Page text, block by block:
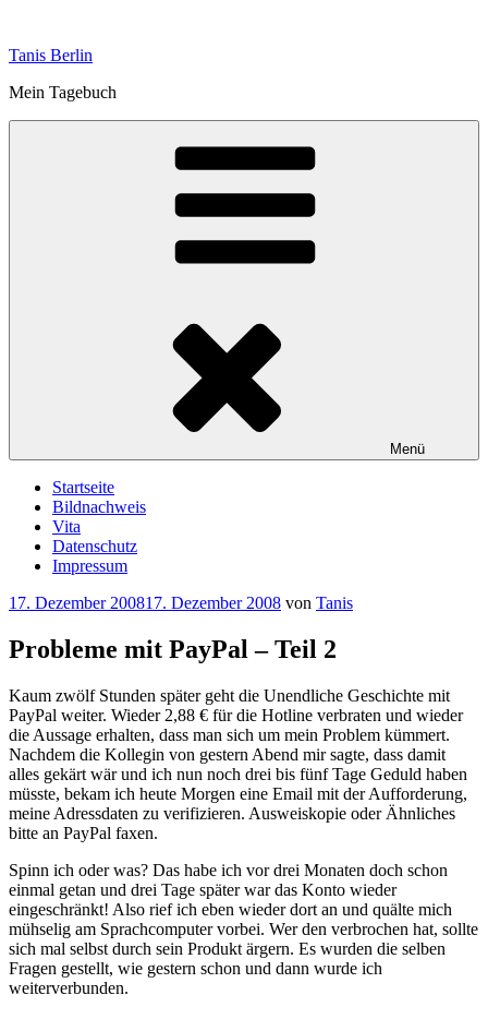
springen
Tanis Berlin
Mein Tagebuch
Menü
Startseite
Bildnachweis
Vita
Datenschutz
Impressum
Veröffentlicht
17. Dezember 200817. Dezember 2008 von Tanis
Probleme mit PayPal – Teil 2
Kaum zwölf Stunden später geht die Unendliche Geschichte mit
PayPal weiter. Wieder 2,88 € für die Hotline verbraten und wieder
die Aussage erhalten, dass man sich um mein Problem kümmert.
Nachdem die Kollegin von gestern Abend mir sagte, dass damit
alles gekärt wär und ich nun noch drei bis fünf Tage Geduld haben
müsste, bekam ich heute Morgen eine Email mit der Aufforderung,
meine Adressdaten zu verifizieren. Ausweiskopie oder Ähnliches
bitte an PayPal faxen.
Spinn ich oder was? Das habe ich vor drei Monaten doch schon
einmal getan und drei Tage später war das Konto wieder
eingeschränkt! Also rief ich eben wieder dort an und quälte mich
mühselig am Sprachcomputer vorbei. Wer den verbrochen hat, sollte
sich mal selbst durch sein Produkt ärgern. Es wurden die selben
Fragen gestellt, wie gestern schon und dann wurde ich
weiterverbunden.